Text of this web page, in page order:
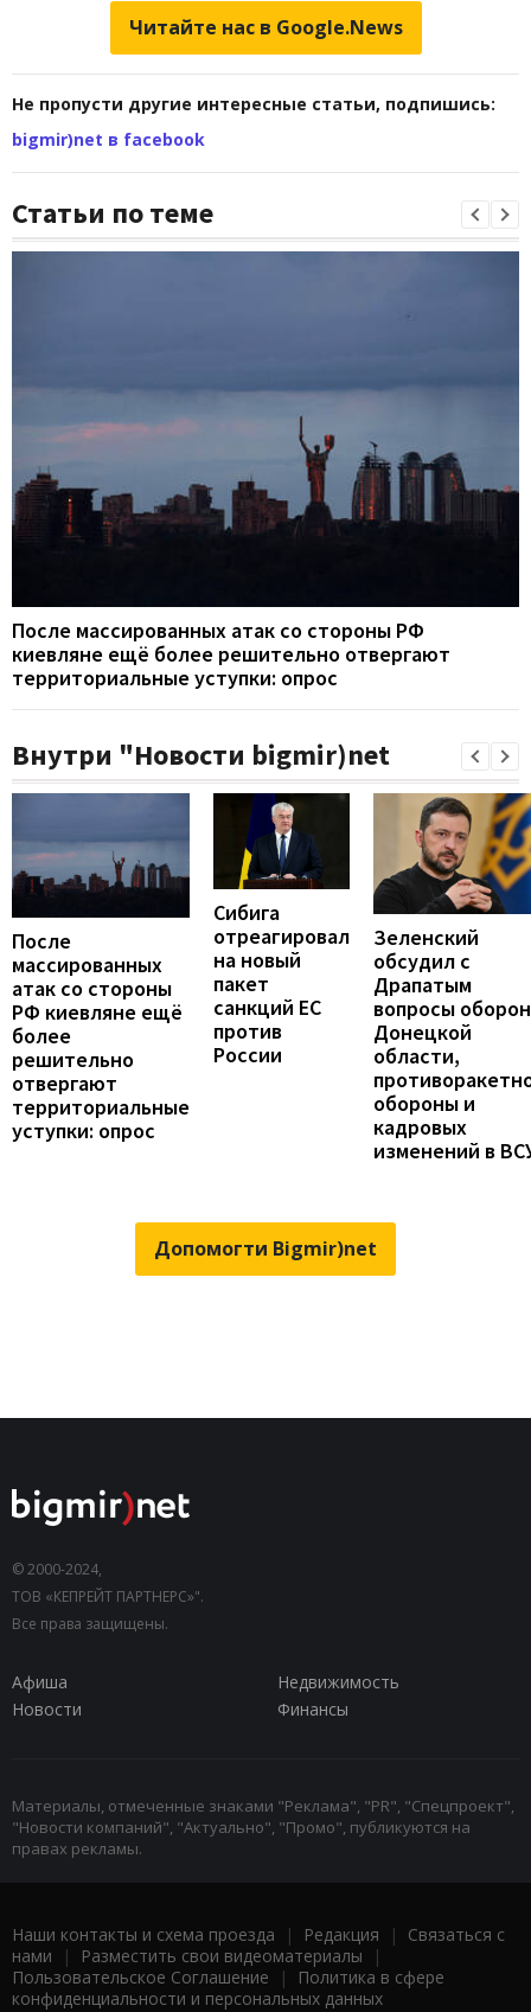
Читайте нас в Google.News
Не пропусти другие интересные статьи, подпишись:
bigmir)net в facebook
Статьи по теме
После массированных атак со стороны РФ
киевляне ещё более решительно отвергают
территориальные уступки: опрос
Внутри "Новости bigmir)net
После
массированных
атак со стороны
РФ киевляне ещё
более
решительно
отвергают
территориальные
уступки: опрос
Сибига
отреагировал
на новый
пакет
санкций ЕС
против
России
Зеленский
обсудил с
Драпатым
вопросы
Донецкой
области,
обороны и
кадровых
изменений в
Допомогти Bigmir)net
© 2000-2024,
ТОВ «КЕПРЕЙТ ПАРТНЕРС»".
Все права защищены.
Афиша
Недвижимость
Новости
Финансы
Материалы, отмеченные знаками "Реклама", "PR", "Спецпроект",
"Новости компаний", "Актуально", "Промо", публикуются на
правах рекламы.
Наши контакты и схема проезда | Редакция | Связаться с
нами | Разместить свои видеоматериалы |
Пользовательское Соглашение |
Политика в сфере
конфиденциальности и персональных данных